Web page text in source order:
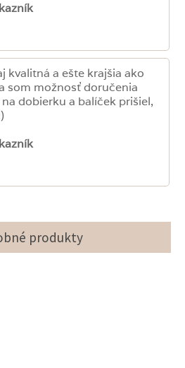
kvalitná a ešte krajšia ako
som možnosť doručenia
dobierku a balíček prišiel,
produkty